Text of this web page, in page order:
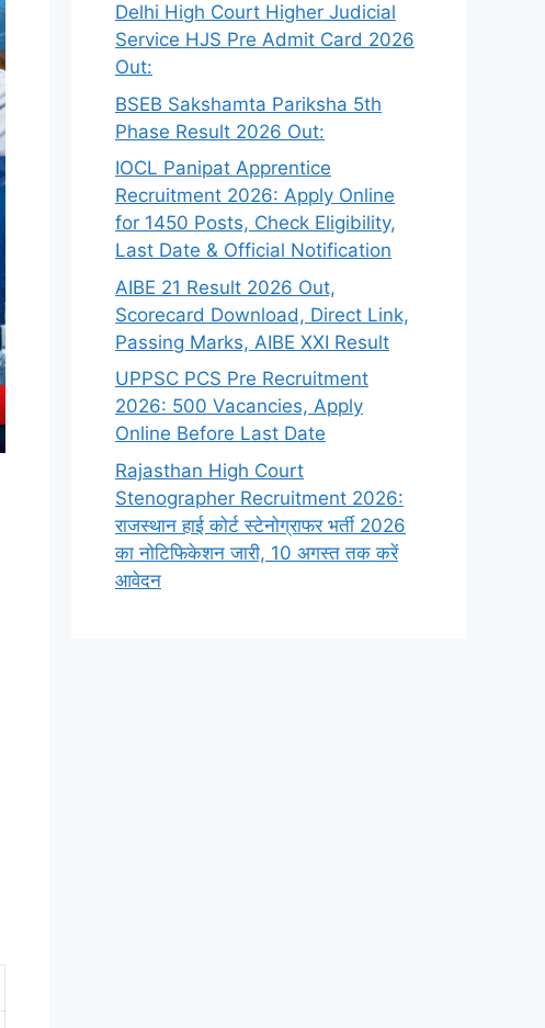
Delhi High Court Higher Judicial
Service HJS Pre Admit Card 2026
Out:
BSEB Sakshamta Pariksha 5th
Phase Result 2026 Out:
IOCL Panipat Apprentice
Recruitment 2026: Apply Online
for 1450 Posts, Check Eligibility,
Last Date & Official Notification
AIBE 21 Result 2026 Out,
Scorecard Download, Direct Link,
Passing Marks, AIBE XXI Result
UPPSC PCS Pre Recruitment
2026: 500 Vacancies, Apply
Online Before Last Date
Rajasthan High Court
Stenographer Recruitment 2026:
राजस्थान हाई कोर्ट स्टेनोग्राफर भर्ती 2026
का नोटिफिकेशन जारी, 10 अगस्त तक करें
आवेदन